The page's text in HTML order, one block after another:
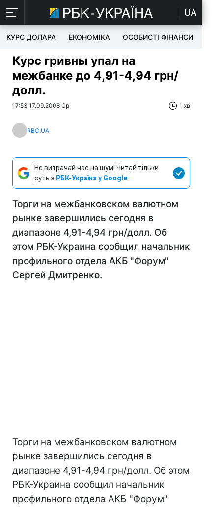
UA
КУРС ДОЛАРА ЕКОНОМІКА ОСОБИСТІ ФІНАНСИ
Курс гривны упал на
межбанке до 4,91-4,94 грн/
долл.
17:53 17.09.2008 Ср 1 хв
RBC.UA
Не витрачай час на шум! Читай тільки
суть з РБК-Україна у Google
Торги на межбанковском валютном
рынке завершились сегодня в
диапазоне 4,91-4,94 грн/долл. Об
этом РБК-Украина сообщил начальник
профильного отдела АКБ "Форум"
Сергей Дмитренко.
Торги на межбанковском валютном
рынке завершились сегодня в
диапазоне 4,91-4,94 грн/долл. Об этом
РБК-Украина сообщил начальник
профильного отдела АКБ "Форум"